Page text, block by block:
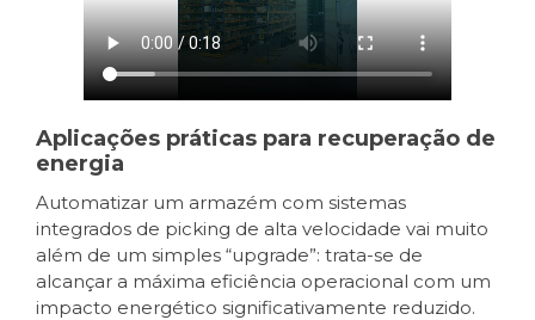
Aplicações práticas para recuperação de
energia
Automatizar um armazém com sistemas
integrados de picking de alta velocidade vai muito
além de um simples “upgrade”: trata-se de
alcançar a máxima eficiência operacional com um
impacto energético significativamente reduzido.